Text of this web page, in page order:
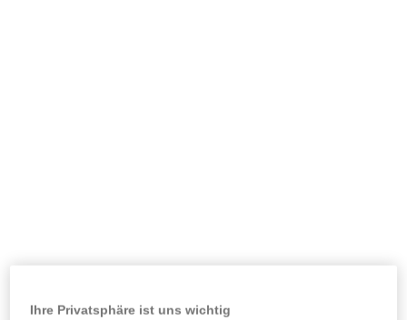
Ihre Privatsphäre ist uns wichtig